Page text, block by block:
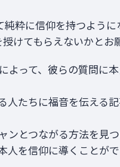
粋に信仰を持つように
けてもらえないかとお
よって、彼らの質問に
人たちに福音を伝える
とつながる方法を見
を信仰に導くことがで